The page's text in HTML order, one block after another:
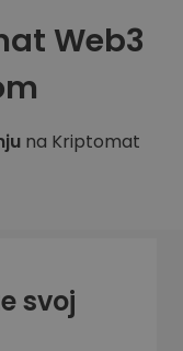
Web3
na Kriptomat
svoj